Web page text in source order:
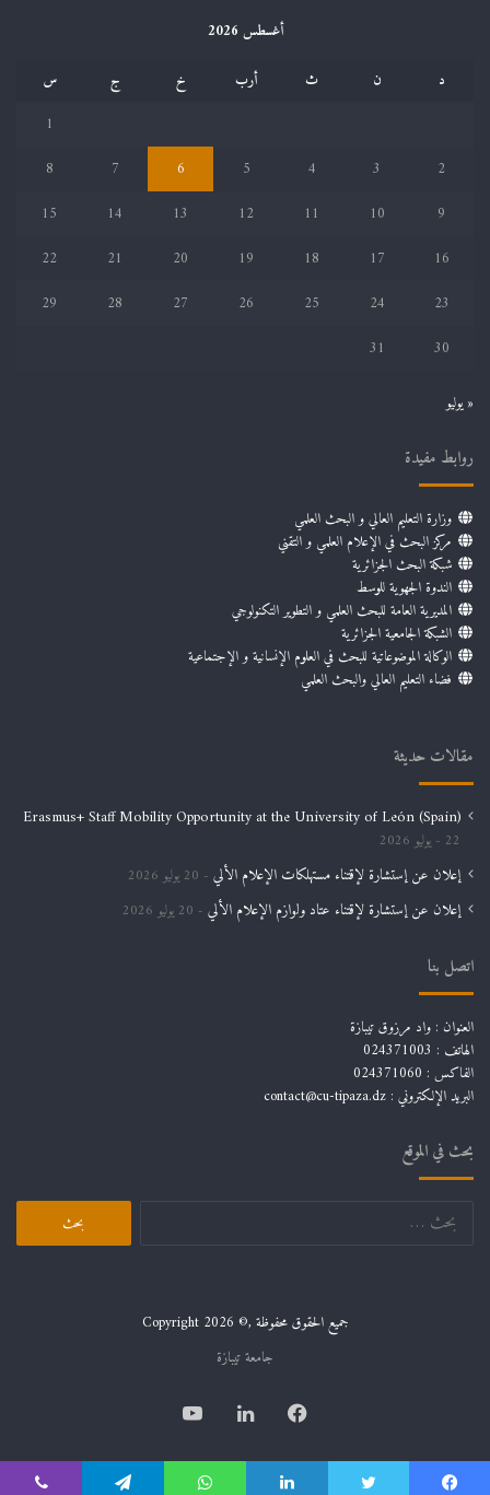
أغسطس 2026
د
ن ث أرب خ ج
س
1
2
3
4
5
6
7
8
9
10
11
12
13
14
15
16
17
18
19
20
21
22
23
24
25
26
27
28
29
30
31
« يوليو
روابط مفيدة
وزارة التعليم العالي و البحث العلمي
مركز البحث في الإعلام العلمي و التقني
شبكة البحث الجزائرية
الندوة الجهوية للوسط
المديرية العامة للبحث العلمي و التطوير التكنولوجي
الشبكة الجامعية الجزائرية
الوكالة الموضوعاتية للبحث في العلوم الإنسانية و الإجتماعية
فضاء التعليم العالي والبحث العلمي
مقالات حديثة
Erasmus+ Staff Mobility Opportunity at the University of León (Spain)
22 يوليو 2026
إعلان عن إستشارة لإقتناء مستهلكات الإعلام الألي 20 يوليو 2026
إعلان عن إستشارة لإقتناء عتاد ولوازم الإعلام الألي 20 يوليو 2026
اتصل بنا
العنوان : واد مرزوق تيبازة
الهاتف : 024371003
الفاكس : 024371060
البريد الإلكتروني : contact@cu-tipaza.dz
بحث في الموقع
جميع الحقوق محفوظة ,© Copyright 2026
جامعة تيبازة